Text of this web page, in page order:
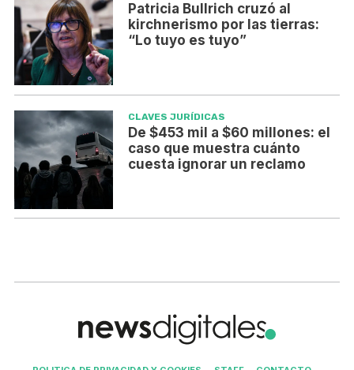
Patricia Bullrich cruzó al
kirchnerismo por las tierras:
“Lo tuyo es tuyo”
CLAVES JURÍDICAS
De $453 mil a $60 millones: el
caso que muestra cuánto
cuesta ignorar un reclamo